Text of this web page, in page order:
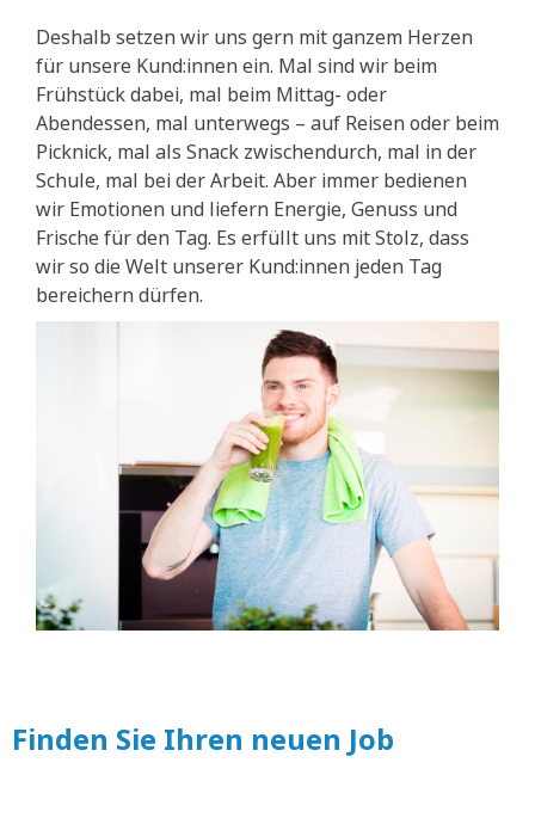
Deshalb setzen wir uns gern mit ganzem Herzen
für unsere Kund:innen ein. Mal sind wir beim
Frühstück dabei, mal beim Mittag- oder
Abendessen, mal unterwegs – auf Reisen oder beim
Picknick, mal als Snack zwischendurch, mal in der
Schule, mal bei der Arbeit. Aber immer bedienen
wir Emotionen und liefern Energie, Genuss und
Frische für den Tag. Es erfüllt uns mit Stolz, dass
wir so die Welt unserer Kund:innen jeden Tag
bereichern dürfen.
Finden Sie Ihren neuen Job